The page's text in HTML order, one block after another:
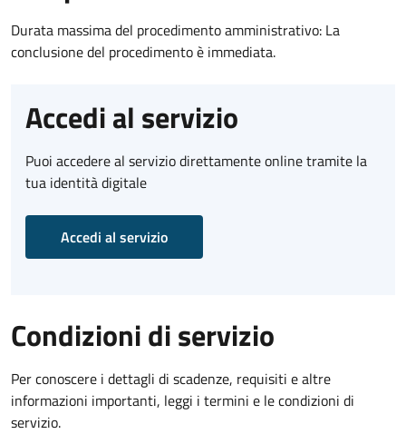
Durata massima del procedimento amministrativo: La
conclusione del procedimento è immediata.
Accedi al servizio
Puoi accedere al servizio direttamente online tramite la
tua identità digitale
Accedi al servizio
Condizioni di servizio
Per conoscere i dettagli di scadenze, requisiti e altre
informazioni importanti, leggi i termini e le condizioni di
servizio.